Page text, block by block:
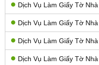
Dịch Vụ Làm Giấy Tờ
Dịch Vụ Làm Giấy Tờ
Dịch Vụ Làm Giấy Tờ
Dịch Vụ Làm Giấy Tờ